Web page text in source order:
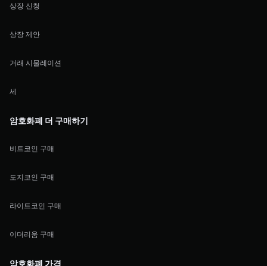
상장 신청
상장 제안
거래 시물레이션
세
암호화폐 더 구매하기
비트코인 구매
도지코인 구매
라이트코인 구매
이더리움 구매
암호화폐 가격